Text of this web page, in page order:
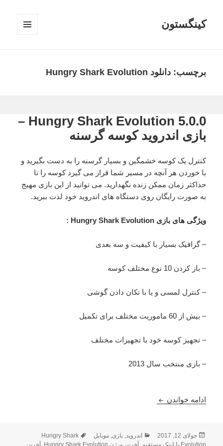
کینگستون
برچسب:دانلود Hungry Shark Evolution
Hungry Shark Evolution 5.0.0 –
بازی اندروید کوسه گرسنه
کنترل یک کوسه خشمگین و بسیار گرسنه را به دست بگیرید و
با خوردن هر آنچه در مسیر شما قرار می گیرد کوسه را تا
حداکثر زمان ممکن زنده نگهدارید. می توانید از این بازی مهیج
به صورت رایگان روی دستگاه های اندروید خود لذت ببرید.
ویژگی های بازی Hungry Shark Evolution :
– گرافیک بسیار با کیفیت و سه بعدی
– باز کردن 10 نوع مختلف کوسه
– کنترل لمسی و یا با تکان دادن گوشی
– بیش از 60 ماموریت مختلف برای تکمیل
– تجهیز کوسه خود با تجهیزات مختلف
– بازی منتخب سال 2013
ادامه خواندن Hungry Shark Evolution 5.0.0 – بازی اندروید کوسه گرسنه
ارسال
شده
جولای 12, 2017 دسته‌ها
اندروید,بازی,موبایل برچسب‌ها
Hungry Shark